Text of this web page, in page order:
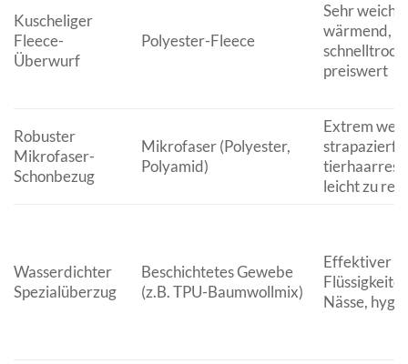
Kuscheliger
Fleece-
Überwurf
Polyester-Fleece
Sehr weich,
wärmend,
preiswert
Robuster
Mikrofaser-
Schonbezug
Mikrofaser (Polyester,
Polyamid)
Extrem
leicht zu
Wasserdichter
Spezialüberzug
Beschichtetes Gewebe
(z.B. TPU-Baumwollmix)
Effektiver
Nässe,